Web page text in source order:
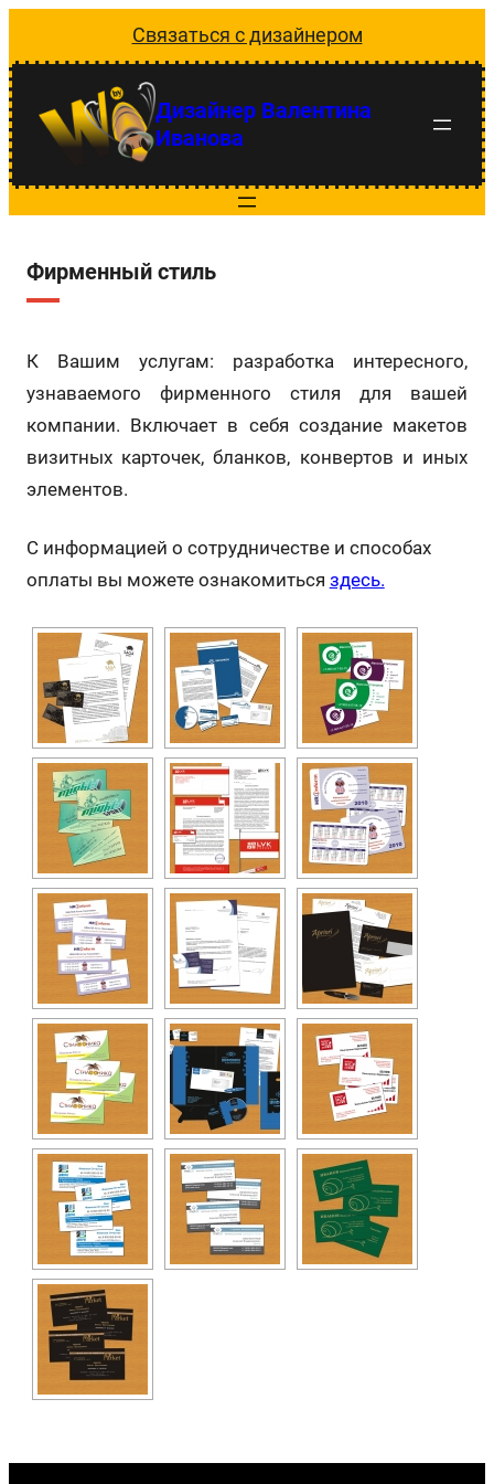
к
содержимому
Связаться с дизайнером
Дизайнер Валентина
Иванова
Фирменный стиль
К Вашим услугам: разработка интересного,
узнаваемого фирменного стиля для вашей
компании. Включает в себя создание макетов
визитных карточек, бланков, конвертов и иных
элементов.
С информацией о сотрудничестве и способах
оплаты вы можете ознакомиться здесь.